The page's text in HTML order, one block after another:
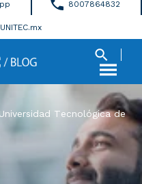
8007864832
Tecnológica de